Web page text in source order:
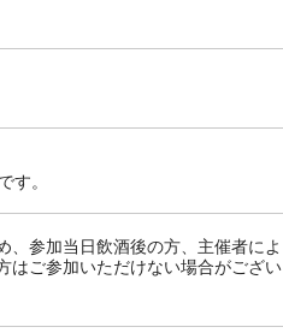
す。
参加当日飲酒後の方、主催者によ
はご参加いただけない場合がござい